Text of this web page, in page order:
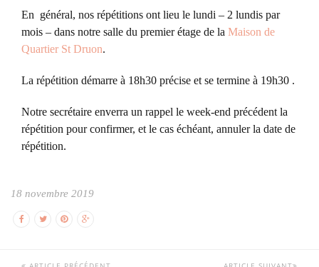
En général, nos répétitions ont lieu le lundi – 2 lundis par
mois – dans notre salle du premier étage de la Maison de
Quartier St Druon.
La répétition démarre à 18h30 précise et se termine à 19h30 .
Notre secrétaire enverra un rappel le week-end précédent la
répétition pour confirmer, et le cas échéant, annuler la date de
répétition.
18 novembre 2019